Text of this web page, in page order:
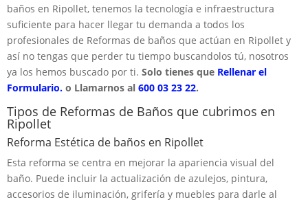
baños en Ripollet, tenemos la tecnología e infraestructura
suficiente para hacer llegar tu demanda a todos los
profesionales de Reformas de baños que actúan en Ripollet y
así no tengas que perder tu tiempo buscandolos tú, nosotros
ya los hemos buscado por ti. Solo tienes que Rellenar el
Formulario. o Llamarnos al 600 03 23 22.
Tipos de Reformas de Baños que cubrimos en
Ripollet
Reforma Estética de baños en Ripollet
Esta reforma se centra en mejorar la apariencia visual del
baño. Puede incluir la actualización de azulejos, pintura,
accesorios de iluminación, grifería y muebles para darle al